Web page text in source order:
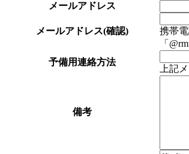
メールアドレス
メールアドレス(確認)
携帯
「
予備用連絡方法
上記
備考